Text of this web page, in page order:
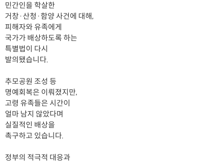
민간인을 학살한
거창·산청·함양 사건에 대해,
피해자와 유족에게
국가가 배상하도록 하는
특별법이 다시
발의됐습니다.
추모공원 조성 등
명예회복은 이뤄졌지만,
고령 유족들은 시간이
얼마 남지 않았다며
실질적인 배상을
촉구하고 있습니다.
정부의 적극적 대응과